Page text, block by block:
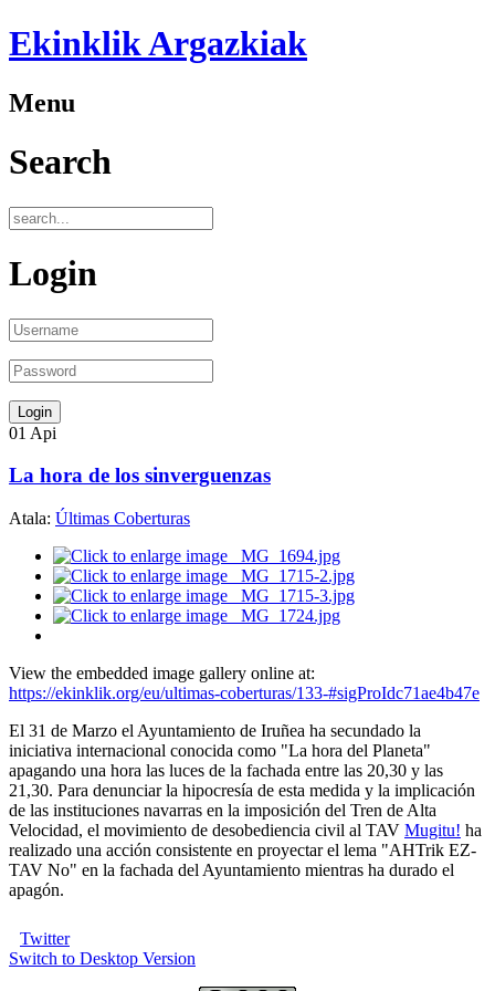
Ekinklik Argazkiak
Menu
Search
Login
01 Api
La hora de los sinverguenzas
Atala: Últimas Coberturas
View the embedded image gallery online at:
https://ekinklik.org/eu/ultimas-coberturas/133-#sigProIdc71ae4b47e
El 31 de Marzo el Ayuntamiento de Iruñea ha secundado la
iniciativa internacional conocida como "La hora del Planeta"
apagando una hora las luces de la fachada entre las 20,30 y las
21,30. Para denunciar la hipocresía de esta medida y la implicación
de las instituciones navarras en la imposición del Tren de Alta
Velocidad, el movimiento de desobediencia civil al TAV Mugitu! ha
realizado una acción consistente en proyectar el lema "AHTrik EZ-
TAV No" en la fachada del Ayuntamiento mientras ha durado el
apagón.
Twitter
Switch to Desktop Version